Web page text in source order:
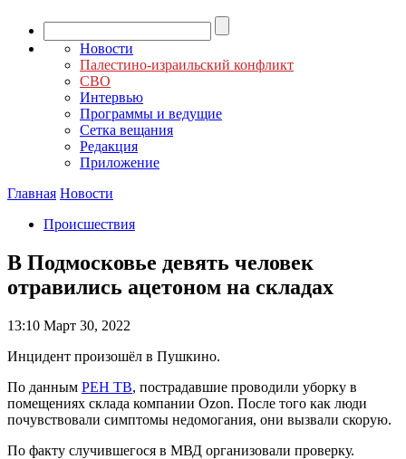
Новости
Палестино-израильский конфликт
СВО
Интервью
Программы и ведущие
Сетка вещания
Редакция
Приложение
Главная Новости
Происшествия
В Подмосковье девять человек
отравились ацетоном на складах
13:10 Март 30, 2022
Инцидент произошёл в Пушкино.
По данным РЕН ТВ, пострадавшие проводили уборку в
помещениях склада компании Ozon. После того как люди
почувствовали симптомы недомогания, они вызвали скорую.
По факту случившегося в МВД организовали проверку.